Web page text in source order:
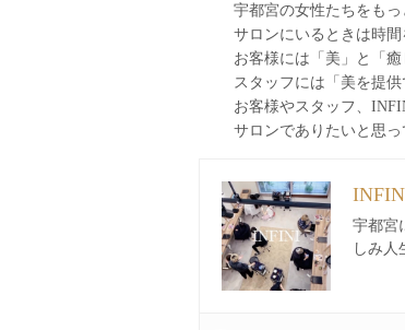
宇都宮の女性たちをも
サロンにいるときは時間
お客様には「美」と「癒
スタッフには「美を提
お客様やスタッフ、
サロンでありたいと思っ
宇都宮
しみ人